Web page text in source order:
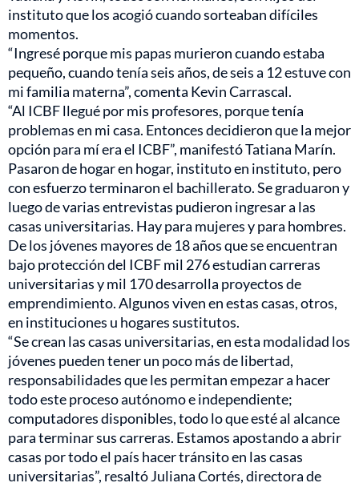
instituto que los acogió cuando sorteaban difíciles
momentos.
“Ingresé porque mis papas murieron cuando estaba
pequeño, cuando tenía seis años, de seis a 12 estuve con
mi familia materna”, comenta Kevin Carrascal.
“Al ICBF llegué por mis profesores, porque tenía
problemas en mi casa. Entonces decidieron que la mejor
opción para mí era el ICBF”, manifestó Tatiana Marín.
Pasaron de hogar en hogar, instituto en instituto, pero
con esfuerzo terminaron el bachillerato. Se graduaron y
luego de varias entrevistas pudieron ingresar a las
casas universitarias. Hay para mujeres y para hombres.
De los jóvenes mayores de 18 años que se encuentran
bajo protección del ICBF mil 276 estudian carreras
universitarias y mil 170 desarrolla proyectos de
emprendimiento. Algunos viven en estas casas, otros,
en instituciones u hogares sustitutos.
“Se crean las casas universitarias, en esta modalidad los
jóvenes pueden tener un poco más de libertad,
responsabilidades que les permitan empezar a hacer
todo este proceso autónomo e independiente;
computadores disponibles, todo lo que esté al alcance
para terminar sus carreras. Estamos apostando a abrir
casas por todo el país hacer tránsito en las casas
universitarias”, resaltó Juliana Cortés, directora de